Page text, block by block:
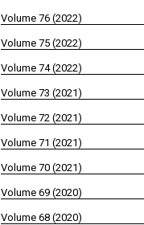
Volume 76 (2022)
Volume 75 (2022)
Volume 74 (2022)
Volume 73 (2021)
Volume 72 (2021)
Volume 71 (2021)
Volume 70 (2021)
Volume 69 (2020)
Volume 68 (2020)